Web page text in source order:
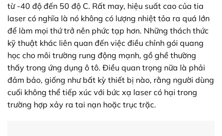
từ -40 độ đến 50 độ C. Rất may, hiệu suất cao của tia
laser có nghĩa là nó không có lượng nhiệt tỏa ra quá lớn
để làm mọi thứ trở nên phức tạp hơn. Những thách thức
kỹ thuật khác liên quan đến việc điều chỉnh gói quang
học cho môi trường rung động mạnh, gồ ghề thường
thấy trong ứng dụng ô tô. Điều quan trọng nữa là phải
đảm bảo, giống như bất kỳ thiết bị nào, rằng người dùng
cuối không thể tiếp xúc với bức xạ laser có hại trong
trường hợp xảy ra tai nạn hoặc trục trặc.